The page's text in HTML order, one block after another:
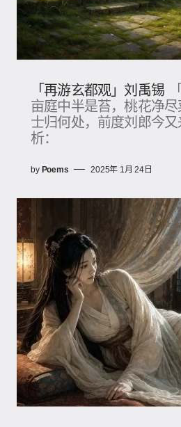
「再游玄都观」刘禹锡
亩庭中半是苔，桃花净
士归何处，前度刘郎今
析：
by Poems 2025年 1月 24日